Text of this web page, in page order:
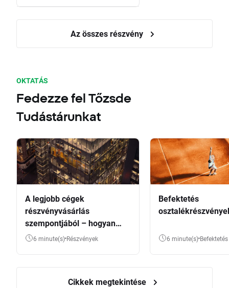
Az összes részvény
OKTATÁS
Fedezze fel Tőzsde
Tudástárunkat
A legjobb cégek
részvényvásárlás
szempontjából – hogyan
válasszunk?
6 minute(s) Részvények
Befektetés
6 minute(s) Befektetés
Cikkek megtekintése